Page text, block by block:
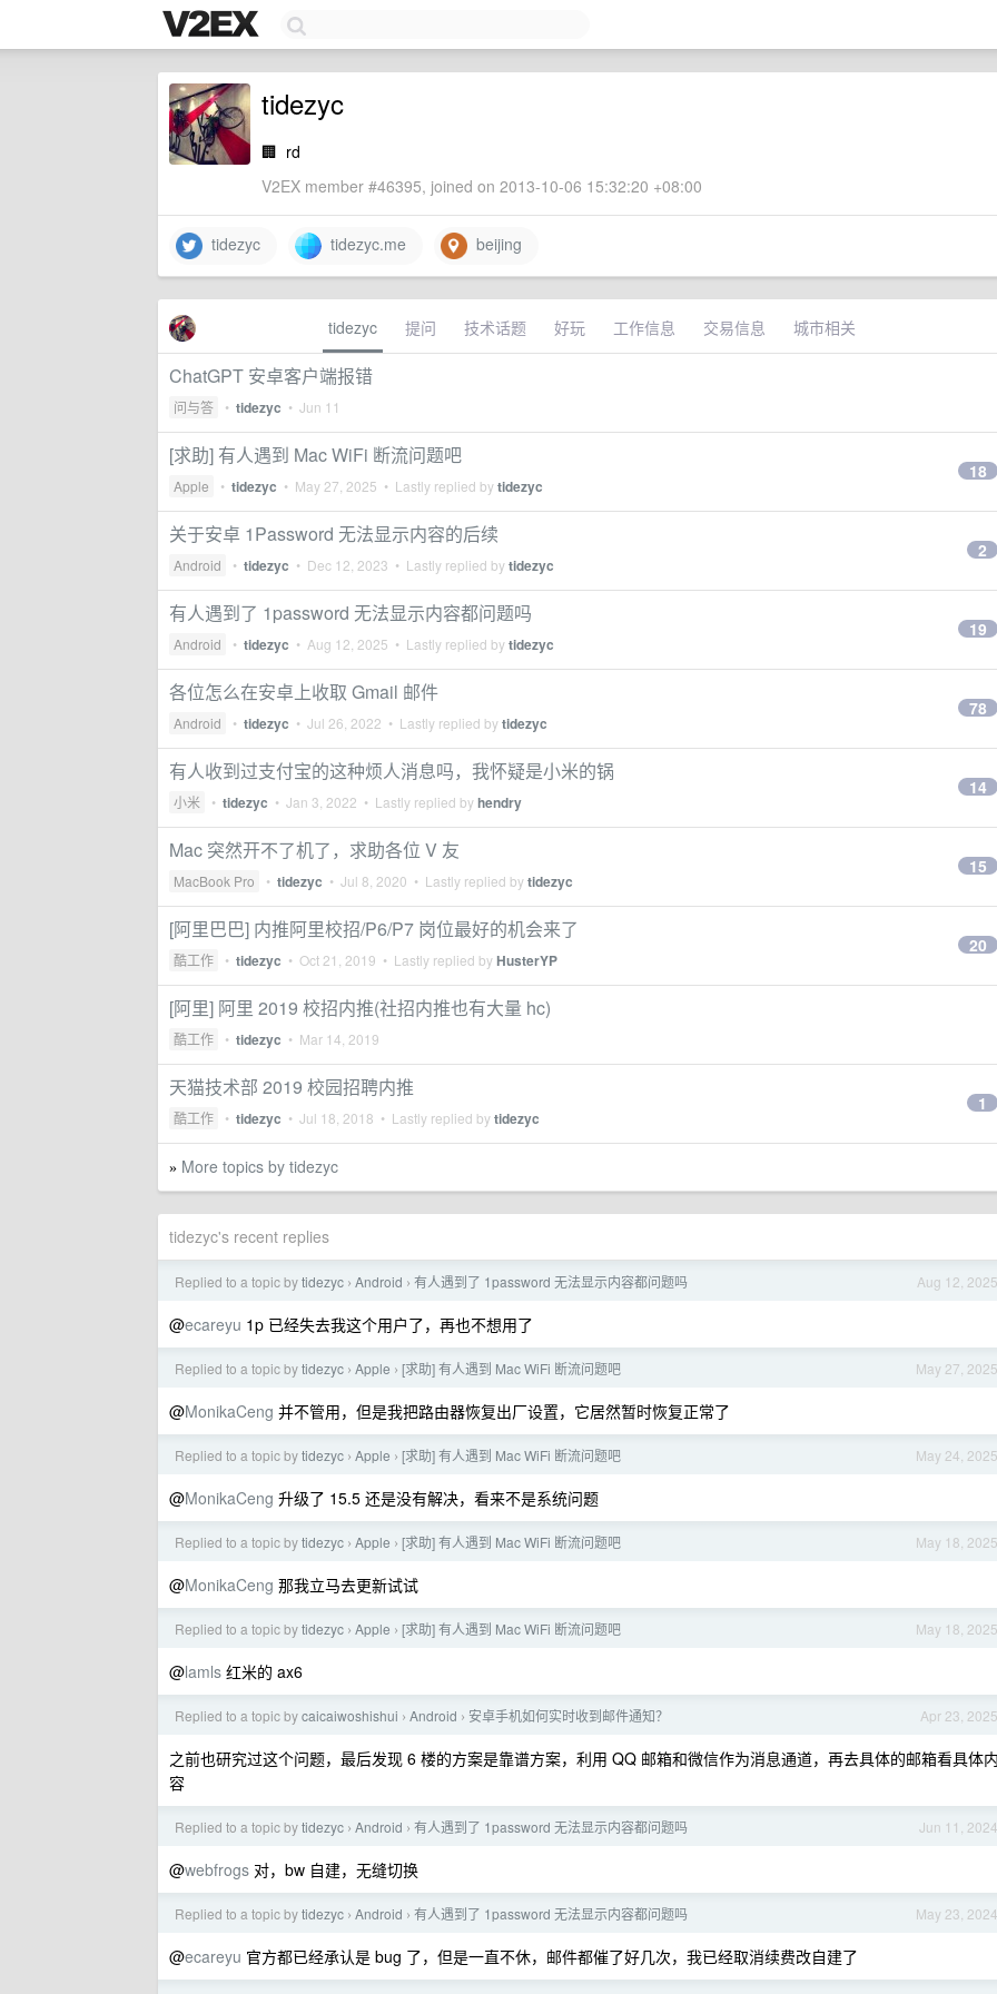
tidezyc
🏢 rd
V2EX member #46395, joined on 2013-10-06 15:32:20 +08:00
tidezyc tidezyc.me beijing
tidezyc 提问 技术话题 好玩 工作信息 交易信息 城市相关
ChatGPT 安卓客户端报错
问与答 • tidezyc • Jun 11
[求助] 有人遇到 Mac WiFi 断流问题吧
Apple • tidezyc • May 27, 2025 • Lastly replied bytidezyc
18
关于安卓 1Password 无法显示内容的后续
Android • tidezyc • Dec 12, 2023 • Lastly replied bytidezyc
2
有人遇到了 1password 无法显示内容都问题吗
Android • tidezyc • Aug 12, 2025 • Lastly replied bytidezyc
19
各位怎么在安卓上收取 Gmail 邮件
Android • tidezyc • Jul 26, 2022 • Lastly replied bytidezyc
78
有人收到过支付宝的这种烦人消息吗，我怀疑是小米的锅
小米 • tidezyc • Jan 3, 2022 • Lastly replied byhendry
14
Mac 突然开不了机了，求助各位 V 友
MacBook Pro • tidezyc • Jul 8, 2020 • Lastly replied bytidezyc
15
[阿里巴巴] 内推阿里校招/P6/P7 岗位最好的机会来了
酷工作 • tidezyc • Oct 21, 2019 • Lastly replied byHusterYP
20
[阿里] 阿里 2019 校招内推(社招内推也有大量 hc)
酷工作 • tidezyc • Mar 14, 2019
天猫技术部 2019 校园招聘内推
酷工作 • tidezyc • Jul 18, 2018 • Lastly replied bytidezyc
1
» More topics by tidezyc
tidezyc's recent replies
Aug 12, 2025
Replied to a topic bytidezyc › Android › 有人遇到了 1password 无法显示内容都问题吗
@ecareyu 1p 已经失去我这个用户了，再也不想用了
May 27, 2025
Replied to a topic bytidezyc › Apple › [求助] 有人遇到 Mac WiFi 断流问题吧
@MonikaCeng 并不管用，但是我把路由器恢复出厂设置，它居然暂时恢复正常了
May 24, 2025
Replied to a topic bytidezyc › Apple › [求助] 有人遇到 Mac WiFi 断流问题吧
@MonikaCeng 升级了 15.5 还是没有解决，看来不是系统问题
May 18, 2025
Replied to a topic bytidezyc › Apple › [求助] 有人遇到 Mac WiFi 断流问题吧
@MonikaCeng 那我立马去更新试试
May 18, 2025
Replied to a topic bytidezyc › Apple › [求助] 有人遇到 Mac WiFi 断流问题吧
@lamls 红米的 ax6
Apr 23, 2025
Replied to a topic bycaicaiwoshishui › Android › 安卓手机如何实时收到邮件通知？
之前也研究过这个问题，最后发现 6 楼的方案是靠谱方案，利用 QQ 邮箱和微信作为消息通道，再去具体的邮箱看具体内
容
Jun 11, 2024
Replied to a topic bytidezyc › Android › 有人遇到了 1password 无法显示内容都问题吗
@webfrogs 对，bw 自建，无缝切换
May 23, 2024
Replied to a topic bytidezyc › Android › 有人遇到了 1password 无法显示内容都问题吗
@ecareyu 官方都已经承认是 bug 了，但是一直不休，邮件都催了好几次，我已经取消续费改自建了